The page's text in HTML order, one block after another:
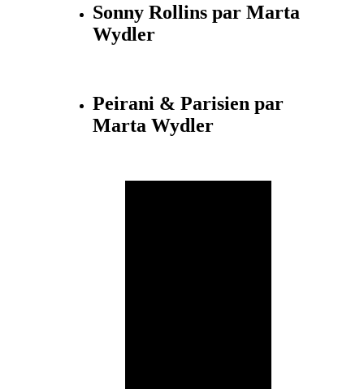
Sonny Rollins par Marta
Wydler
Peirani & Parisien par
Marta Wydler